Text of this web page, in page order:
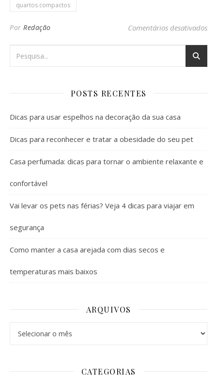
quartos compactos
Por Redação Comentários desativados
POSTS RECENTES
Dicas para usar espelhos na decoração da sua casa
Dicas para reconhecer e tratar a obesidade do seu pet
Casa perfumada: dicas para tornar o ambiente relaxante e
confortável
Vai levar os pets nas férias? Veja 4 dicas para viajar em
segurança
Como manter a casa arejada com dias secos e
temperaturas mais baixos
ARQUIVOS
CATEGORIAS